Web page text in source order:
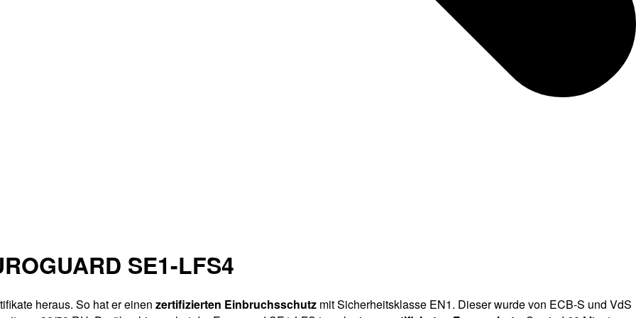
SE1-LFS4
heraus. So hat er einen zertifizierten Einbruchsschutz mit Sicherheitsklasse EN1. Dieser wurde von ECB-S und VdS